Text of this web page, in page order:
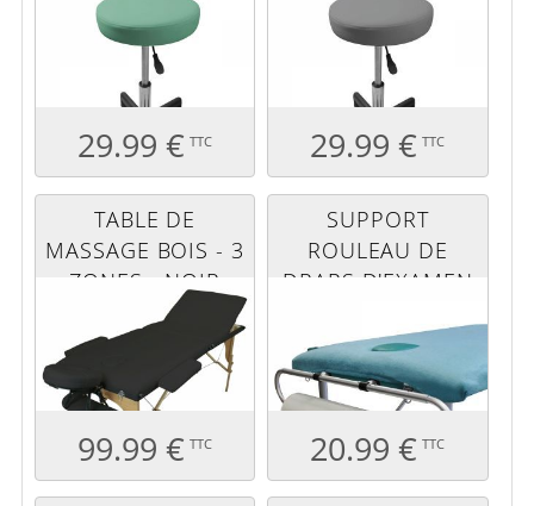
PASTEL
29.99 € TTC 29.99 € TTC
TABLE DE
MASSAGE BOIS - 3
ZONES - NOIR
99.99 € TTC
SUPPORT
ROULEAU DE
DRAPS D'EXAMEN
TABLE DE
MASSAGE
20.99 € TTC